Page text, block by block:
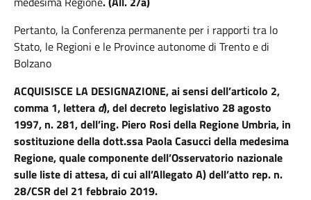
Pertanto, la Conferenza permanente per i rapporti tra lo
Stato, le Regioni e le Province autonome di Trento e di
Bolzano
ACQUISISCE LA DESIGNAZIONE, ai sensi dell’articolo 2,
comma 1, lettera d), del decreto legislativo 28 agosto
1997, n. 281, dell’ing. Piero Rosi della Regione Umbria, in
sostituzione della dott.ssa Paola Casucci della medesima
Regione, quale componente dell’Osservatorio nazionale
sulle liste di attesa, di cui all’Allegato A) dell’atto rep. n.
28/CSR del 21 febbraio 2019.